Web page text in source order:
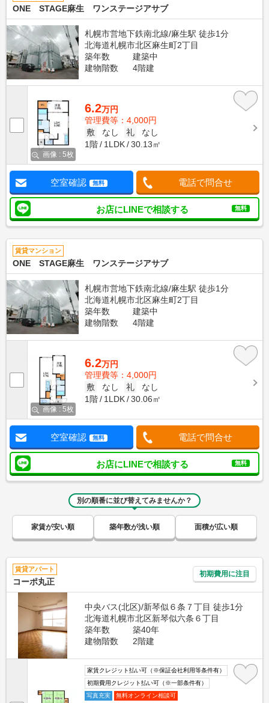
ONE STAGE麻生 ワンステージアサブ
札幌市営地下鉄南北線/麻生駅 徒歩1分
北海道札幌市北区麻生町2丁目
築年数
建築中
建物階数
4階建
画像 : 5枚
6.2万円
管理費等：4,000円
敷
なし 礼
なし
1階
1LDK 30.13㎡
空室確認 無料 電話で問合せ
お店にLINEで相談する 無料
賃貸マンション
ONE STAGE麻生 ワンステージアサブ
札幌市営地下鉄南北線/麻生駅 徒歩1分
北海道札幌市北区麻生町2丁目
築年数
建築中
建物階数
4階建
画像 : 5枚
6.2万円
管理費等：4,000円
敷
なし 礼
なし
1階
1LDK 30.06㎡
空室確認 無料 電話で問合せ
お店にLINEで相談する 無料
別の順番に並び替えてみませんか？
家賃が安い順 築年数が浅い順 面積が広い順
賃貸アパート
コーポ丸正
初期費用に注目
中央バス(北区)/新琴似６条７丁目 徒歩1分
北海道札幌市北区新琴似六条６丁目
築年数
築40年
建物階数
2階建
家賃クレジット払い可（※保証会社利用等条件有）
初期費用クレジット払い可（※一部条件有）
写真充実
無料オンライン相談可